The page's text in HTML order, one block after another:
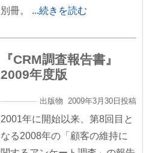
別冊。
...続きを読む
『CRM調査報告書』
2009年度版
出版物 2009年3月30日投稿
2001年に開始以来、第8回目と
なる2008年の「顧客の維持に